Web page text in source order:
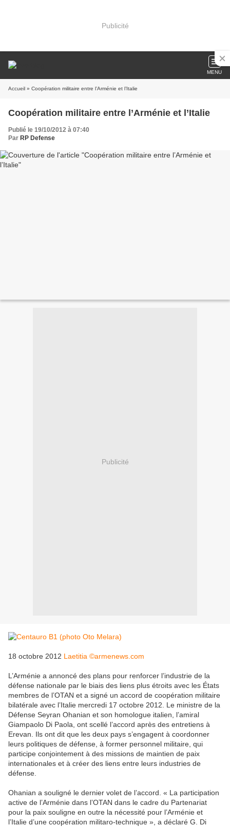
Publicité
MENU
Accueil » Coopération militaire entre l’Arménie et l’Italie
Coopération militaire entre l’Arménie et l’Italie
Publié le 19/10/2012 à 07:40
Par RP Defense
Publicité
18 octobre 2012 Laetitia ©armenews.com
L’Arménie a annoncé des plans pour renforcer l’industrie de la
défense nationale par le biais des liens plus étroits avec les États
membres de l’OTAN et a signé un accord de coopération militaire
bilatérale avec l’Italie mercredi 17 octobre 2012. Le ministre de la
Défense Seyran Ohanian et son homologue italien, l’amiral
Giampaolo Di Paola, ont scellé l’accord après des entretiens à
Erevan. Ils ont dit que les deux pays s’engagent à coordonner
leurs politiques de défense, à former personnel militaire, qui
participe conjointement à des missions de maintien de paix
internationales et à créer des liens entre leurs industries de
défense.
Ohanian a souligné le dernier volet de l’accord. « La participation
active de l’Arménie dans l’OTAN dans le cadre du Partenariat
pour la paix souligne en outre la nécessité pour l’Arménie et
l’Italie d’une coopération militaro-technique », a déclaré G. Di